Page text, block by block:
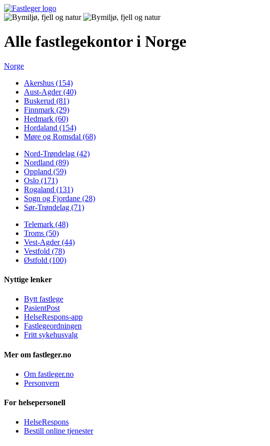
Alle fastlegekontor i Norge
Norge
Akershus (154)
Aust-Agder (40)
Buskerud (81)
Finnmark (29)
Hedmark (60)
Hordaland (154)
Møre og Romsdal (68)
Nord-Trøndelag (42)
Nordland (89)
Oppland (59)
Oslo (171)
Rogaland (131)
Sogn og Fjordane (28)
Sør-Trøndelag (71)
Telemark (48)
Troms (50)
Vest-Agder (44)
Vestfold (78)
Østfold (100)
Nyttige lenker
Bytt fastlege
PasientPost
HelseRespons-app
Fastlegeordningen
Fritt sykehusvalg
Mer om fastleger.no
Om fastleger.no
Personvern
For helsepersonell
HelseRespons
Bestill online tjenester